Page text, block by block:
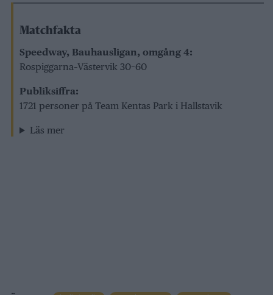
Matchfakta
Speedway, Bauhausligan, omgång 4:
Rospiggarna–Västervik 30–60
Publiksiffra:
1721 personer på Team Kentas Park i Hallstavik
Läs mer